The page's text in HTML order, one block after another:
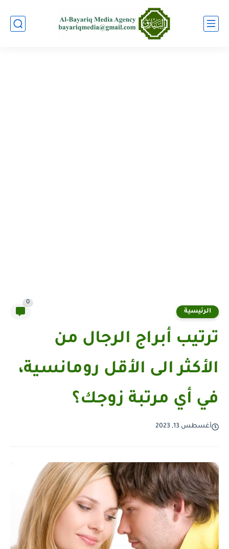
الرئيسية
0
ترتيب أبراج الرجال من
الأكثر الى الأقل رومانسية،
في أي مرتبة زوجك؟
أغسطس 13, 2023